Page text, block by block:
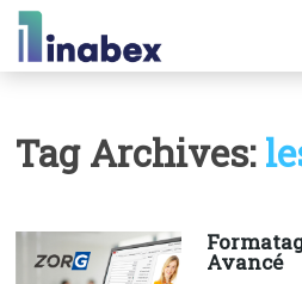
Tag Archives:
Avancé